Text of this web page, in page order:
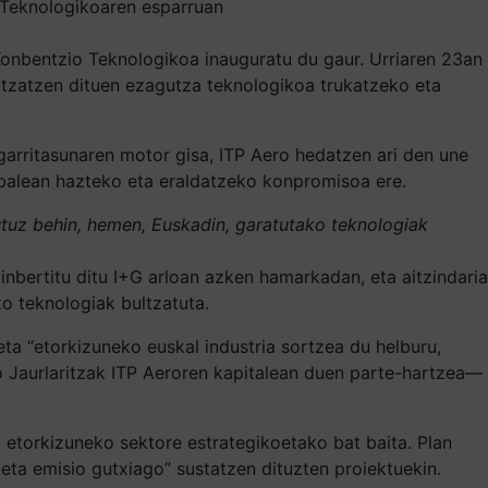
esparruan
Teknologikoa inauguratu du gaur. Urriaren 23an
dituen ezagutza teknologikoa trukatzeko eta
motor gisa, ITP Aero hedatzen ari den une
hazteko eta eraldatzeko konpromisoa ere.
behin, hemen, Euskadin, garatutako teknologiak
ditu I+G arloan azken hamarkadan, eta aitzindaria
teknologiak bultzatuta.
“etorkizuneko euskal industria sortzea du helburu,
ITP Aeroren kapitalean duen parte-hartzea—
sektore estrategikoetako bat baita. Plan
emisio gutxiago” sustatzen dituzten proiektuekin.